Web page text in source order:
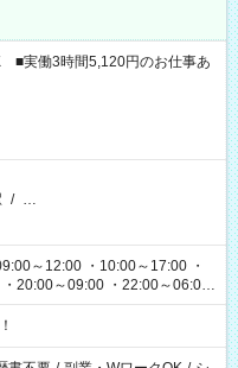
実働3時間5,120円のお仕事あ
/ …
～12:00 ・10:00～17:00 ・
20:00～09:00 ・22:00～06:00